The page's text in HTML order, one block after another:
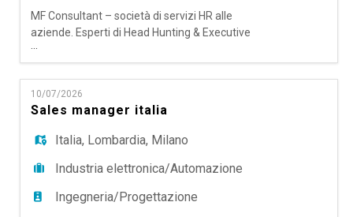
DE
ES
PT
MF Consultant – società di servizi HR alle
aziende. Esperti di Head Hunting & Executive
Search; Talent Acquisition Outsourching e RPO,
Temporary Manager e Coaching & Mentoring,
ricerca per un'importante realtà operante in
ambito EPC a livello internazionale, punto di
riferimento nel settore Oil & Gas, un/una Lead
10/07/2026
Sales manager italia
Italia, Lombardia, Milano
Industria elettronica/Automazione
Ingegneria/Progettazione